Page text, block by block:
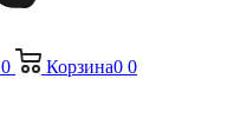
0 Корзина0 0